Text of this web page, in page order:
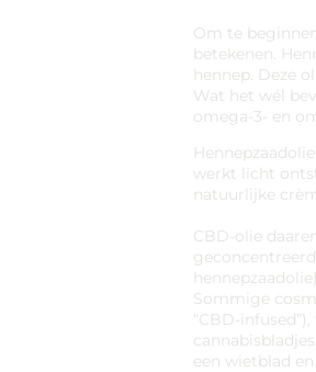
Om te
betekenen.
hennep. Deze
Wat het wél
omega-3- en
werkt licht
natuurlijke
CBD-olie
Sommige
“CBD-
een wietblad